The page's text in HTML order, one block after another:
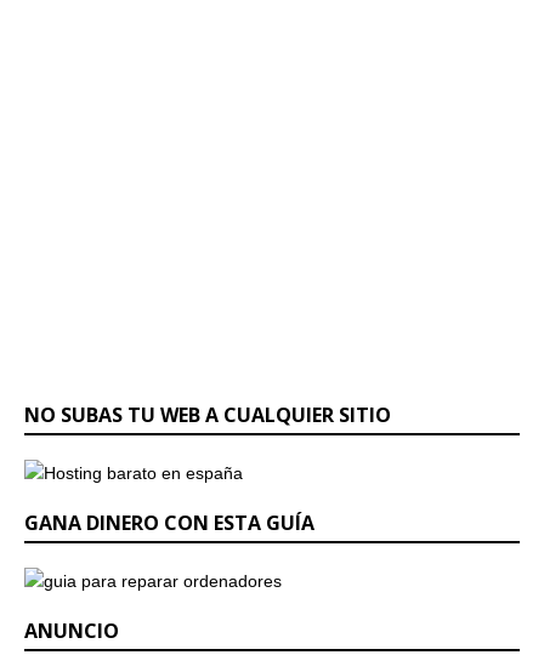
NO SUBAS TU WEB A CUALQUIER SITIO
GANA DINERO CON ESTA GUÍA
ANUNCIO